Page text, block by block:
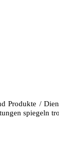
Produkte /
spiegeln